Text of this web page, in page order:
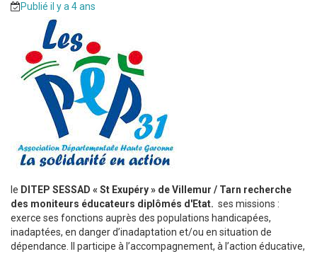
Publié il y a 4 ans
le DITEP SESSAD « St Exupéry » de Villemur / Tarn recherche
des moniteurs éducateurs diplômés d'Etat. ses missions :
exerce ses fonctions auprès des populations handicapées,
inadaptées, en danger d’inadaptation et/ou en situation de
dépendance. Il participe à l’accompagnement, à l’action éducative,